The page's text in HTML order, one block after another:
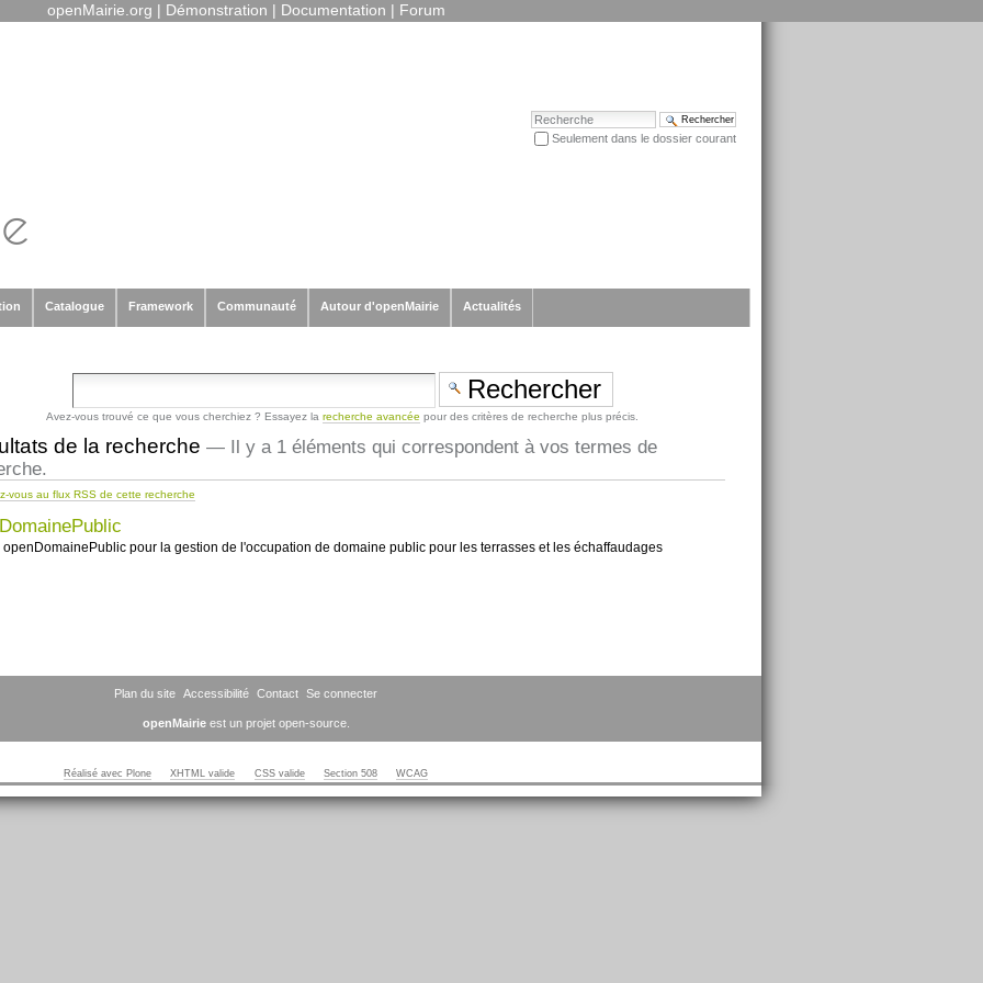
openMairie.org | Démonstration | Documentation | Forum
Chercher par
Seulement dans le dossier courant
Catalogue Framework Communauté Autour d'openMairie Actualités
Avez-vous trouvé ce que vous cherchiez ? Essayez la recherche avancée pour des critères de recherche plus précis.
de la recherche — Il y a 1 éléments qui correspondent à vos termes de
vous au flux RSS de cette recherche
openDomainePublic pour la gestion de l'occupation de domaine public pour les terrasses et les échaffaudages
Plan du site Accessibilité Contact Se connecter
openMairieest un projet open-source.
Réalisé avec Plone XHTML valide CSS valide Section 508 WCAG